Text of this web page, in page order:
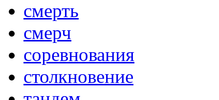
смерть
смерч
соревнования
столкновение